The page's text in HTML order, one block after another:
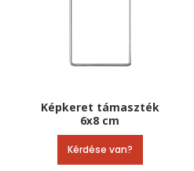
Képkeret támaszték
6х8 cm
Kérdése van?